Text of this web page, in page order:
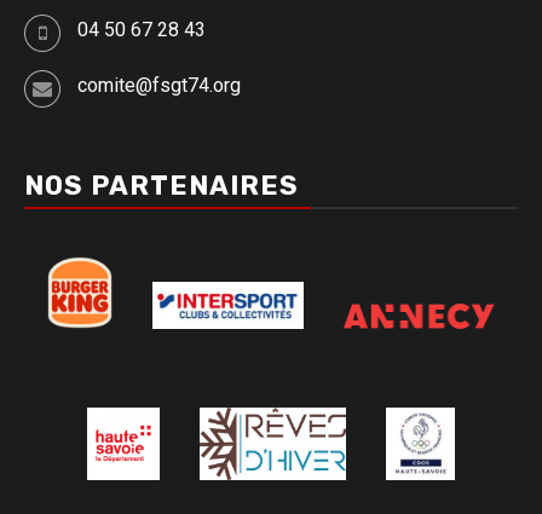
04 50 67 28 43
comite@fsgt74.org
NOS PARTENAIRES